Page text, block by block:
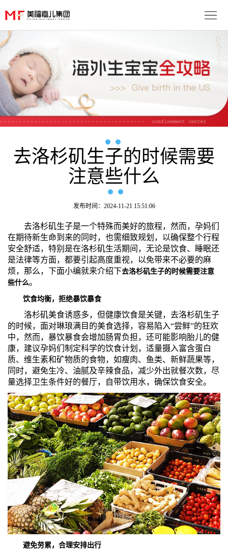
子
优
势
服
务
流
月
子
成
去洛杉矶生子的时候需要
注意些什么
发布时间：2024-11-21 15:51:06
去洛杉矶生子是一个特殊而美好的旅程，然而，孕妈们
在期待新生命到来的同时，也需细致规划，以确保整个行程
安全舒适，特别是在洛杉矶生活期间，无论是饮食、睡眠还
是法律等方面，都要引起高度重视，以免带来不必要的麻
烦，那么，下面小编就来介绍下去洛杉矶生子的时候需要注意
些什么。
饮食均衡，拒绝暴饮暴食
洛杉矶美食诱惑多，但健康饮食是关键，去洛杉矶生子
的时候，面对琳琅满目的美食选择，容易陷入“尝鲜”的狂欢
中，然而，暴饮暴食会增加肠胃负担，还可能影响胎儿的健
康，建议孕妈们制定科学的饮食计划，适量摄入富含蛋白
质、维生素和矿物质的食物，如瘦肉、鱼类、新鲜蔬果等，
同时，避免生冷、油腻及辛辣食品，减少外出就餐次数，尽
量选择卫生条件好的餐厅，自带饮用水，确保饮食安全。
避免劳累，合理安排出行